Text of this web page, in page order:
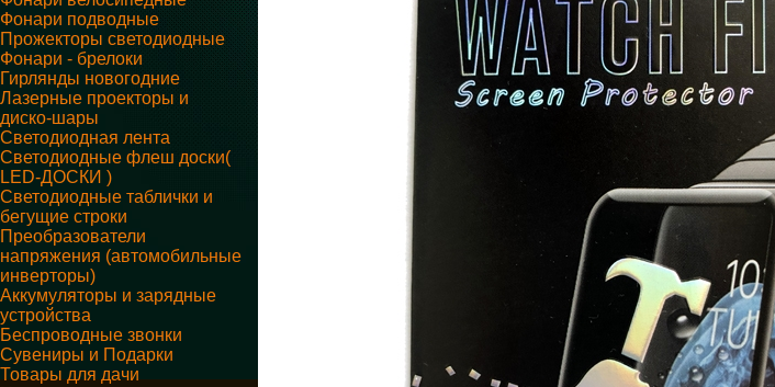
Фонари подводные
Прожекторы светодиодные
Фонари - брелоки
Гирлянды новогодние
Лазерные проекторы и
диско-шары
Светодиодная лента
Светодиодные флеш доски(
LED-ДОСКИ )
Светодиодные таблички и
бегущие строки
Преобразователи
напряжения (автомобильные
инверторы)
Аккумуляторы и зарядные
устройства
Беспроводные звонки
Сувениры и Подарки
Товары для дачи